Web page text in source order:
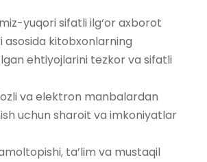
yuqori sifatli ilg‘or axborot
asosida kitobxonlarning
ehtiyojlarini tezkor va sifatli
va elektron manbalardan
uchun sharoit va imkoniyatlar
ta’lim va mustaqil